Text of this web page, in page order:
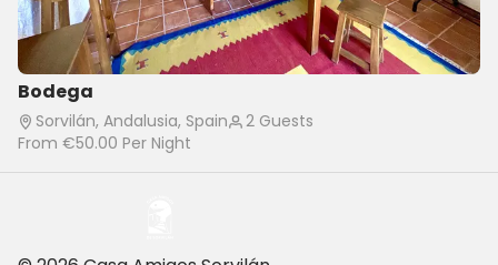
Bodega
Sorvilán, Andalusia, Spain
2 Guests
From €50.00 Per Night